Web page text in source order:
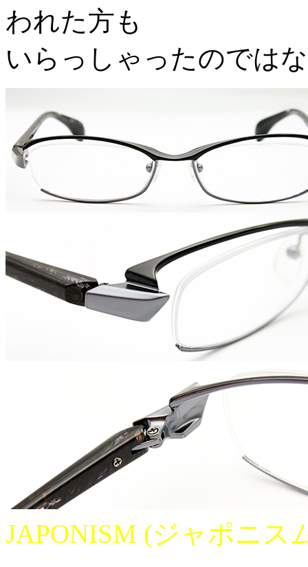
われた方も
いらっしゃったのでは
JAPONISM (ジャポニ